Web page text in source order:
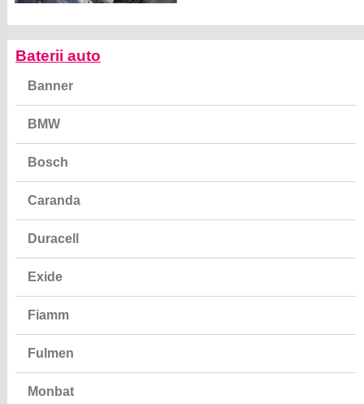
Baterii auto
Banner
BMW
Bosch
Caranda
Duracell
Exide
Fiamm
Fulmen
Monbat